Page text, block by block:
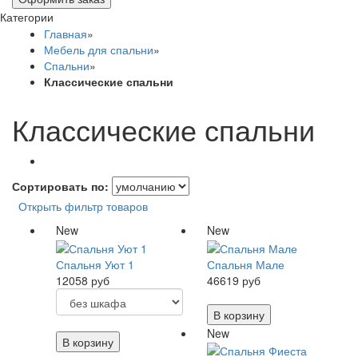
Категории
Главная»
Мебель для спальни»
Спальни»
Классические спальни
Классические спальни
Сортировать по:
Открыть фильтр товаров
New
Спальня Уют 1
12058 руб
В корзину
New
Спальня Мале
46619 руб
В корзину
New